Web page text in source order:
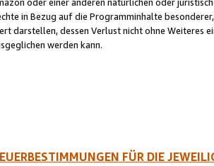
oder einer anderen natürlichen oder
in Bezug auf die Programminhalte
darstellen, dessen Verlust nicht ohne Weiteres
werden kann.
FÜR DIE